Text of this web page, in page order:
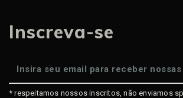
Inscreva-se
* respeitamos nossos inscritos, não enviamos